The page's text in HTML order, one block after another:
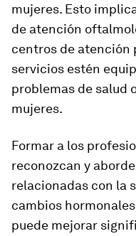
mujeres. Esto
de atención
centros de atención
servicios estén
problemas de salud
mujeres.
Formar a los
reconozcan y
relacionadas con la
cambios
puede mejorar